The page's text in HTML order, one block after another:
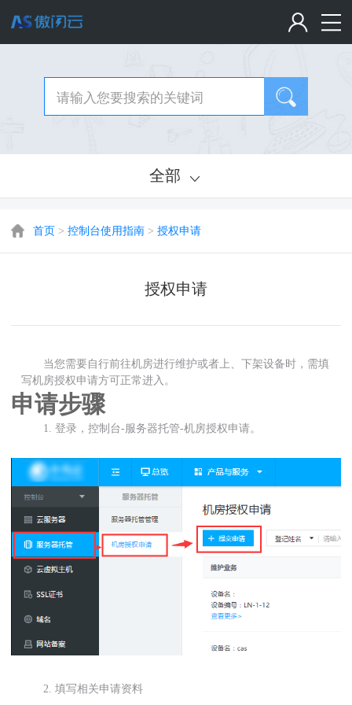
全部
首页 > 控制台使用指南 > 授权申请
授权申请
当您需要自行前往机房进行维护或者上、下架设备时，需填
写机房授权申请方可正常进入。
申请步骤
1. 登录，控制台-服务器托管-机房授权申请。
2. 填写相关申请资料